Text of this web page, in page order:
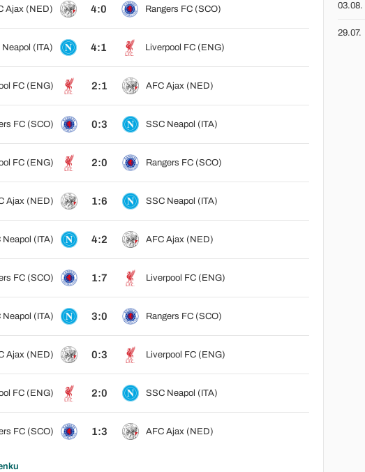
Ajax (NED) 4:0 Rangers FC (SCO)
Neapol (ITA) 4:1 Liverpool FC (ENG)
FC (ENG) 2:1 AFC Ajax (NED)
FC (SCO) 0:3 SSC Neapol (ITA)
FC (ENG) 2:0 Rangers FC (SCO)
Ajax (NED) 1:6 SSC Neapol (ITA)
Neapol (ITA) 4:2 AFC Ajax (NED)
FC (SCO) 1:7 Liverpool FC (ENG)
Neapol (ITA) 3:0 Rangers FC (SCO)
Ajax (NED) 0:3 Liverpool FC (ENG)
FC (ENG) 2:0 SSC Neapol (ITA)
FC (SCO) 1:3 AFC Ajax (NED)
03.08.
29.07.